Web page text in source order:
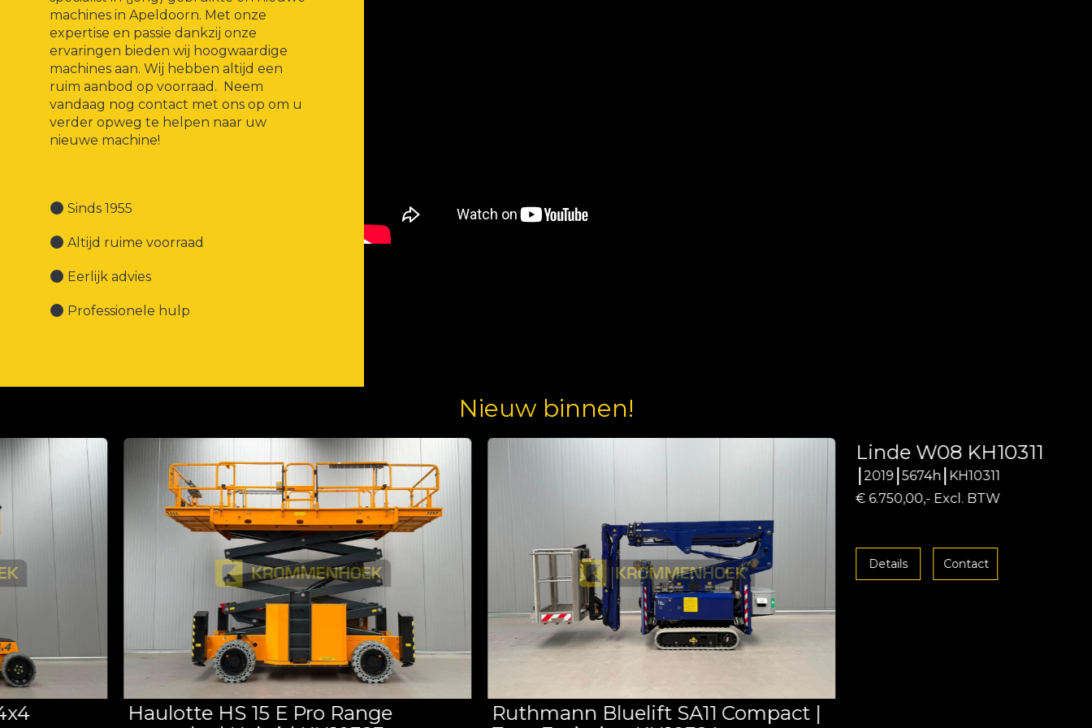
machines in Apeldoorn. Met onze
expertise en passie dankzij onze
ervaringen bieden wij hoogwaardige
machines aan. Wij hebben altijd een
ruim aanbod op voorraad. Neem
vandaag nog contact met ons op om u
verder opweg te helpen naar uw
nieuwe machine!
Sinds 1955
Altijd ruime voorraad
Eerlijk advies
Professionele hulp
Nieuw binnen!
Haulotte HS 15 E Pro Range
Ruthmann Bluelift SA11 Compact |
Linde W08 KH10311